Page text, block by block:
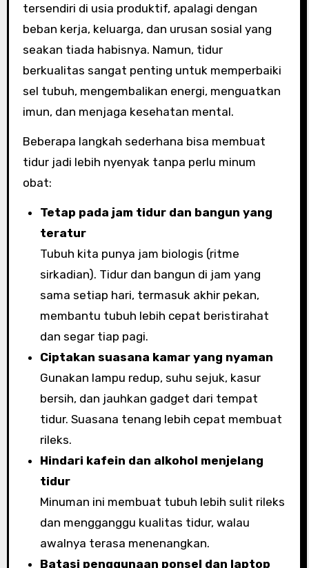
tersendiri di usia produktif, apalagi dengan
beban kerja, keluarga, dan urusan sosial yang
seakan tiada habisnya. Namun, tidur
berkualitas sangat penting untuk memperbaiki
sel tubuh, mengembalikan energi, menguatkan
imun, dan menjaga kesehatan mental.
Beberapa langkah sederhana bisa membuat
tidur jadi lebih nyenyak tanpa perlu minum
obat:
Tetap pada jam tidur dan bangun yang
teratur
Tubuh kita punya jam biologis (ritme
sirkadian). Tidur dan bangun di jam yang
sama setiap hari, termasuk akhir pekan,
membantu tubuh lebih cepat beristirahat
dan segar tiap pagi.
Ciptakan suasana kamar yang nyaman
Gunakan lampu redup, suhu sejuk, kasur
bersih, dan jauhkan gadget dari tempat
tidur. Suasana tenang lebih cepat membuat
rileks.
Hindari kafein dan alkohol menjelang
tidur
Minuman ini membuat tubuh lebih sulit rileks
dan mengganggu kualitas tidur, walau
awalnya terasa menenangkan.
Batasi penggunaan ponsel dan laptop